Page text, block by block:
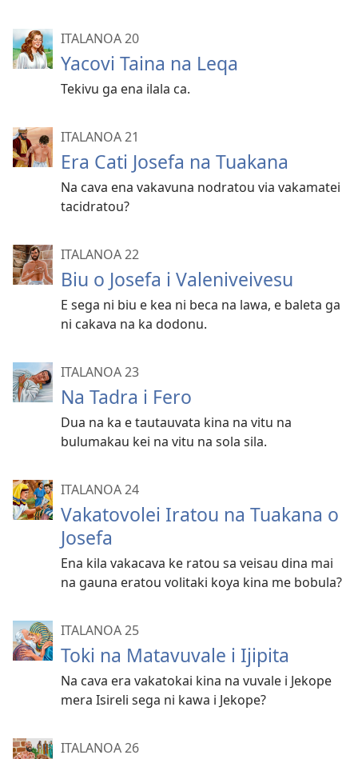
ITALANOA 20
Yacovi Taina na Leqa
Tekivu ga ena ilala ca.
ITALANOA 21
Era Cati Josefa na Tuakana
Na cava ena vakavuna nodratou via vakamatei
tacidratou?
ITALANOA 22
Biu o Josefa i Valeniveivesu
E sega ni biu e kea ni beca na lawa, e baleta ga
ni cakava na ka dodonu.
ITALANOA 23
Na Tadra i Fero
Dua na ka e tautauvata kina na vitu na
bulumakau kei na vitu na sola sila.
ITALANOA 24
Vakatovolei Iratou na Tuakana o
Josefa
Ena kila vakacava ke ratou sa veisau dina mai
na gauna eratou volitaki koya kina me bobula?
ITALANOA 25
Toki na Matavuvale i Ijipita
Na cava era vakatokai kina na vuvale i Jekope
mera Isireli sega ni kawa i Jekope?
ITALANOA 26